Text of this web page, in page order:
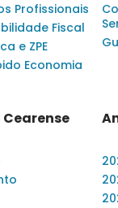
Profissionais
Fiscal
e ZPE
Economia